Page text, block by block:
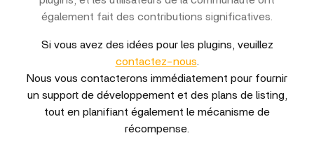
également fait des contributions significatives.
Si vous avez des idées pour les plugins, veuillez
contactez-nous
Nous vous contacterons immédiatement pour fournir
un support de développement et des plans de listing,
tout en planifiant également le mécanisme de
récompense.